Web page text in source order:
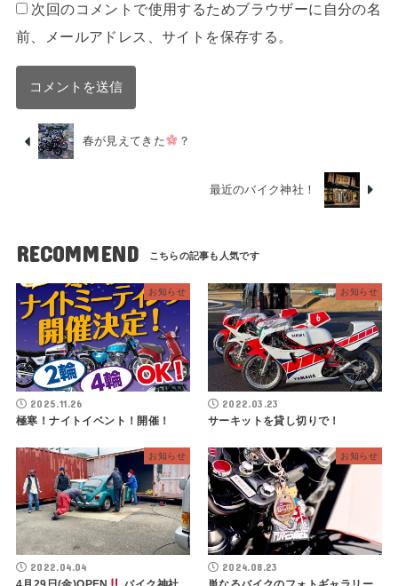
次回のコメントで使用するためブラウザーに自分の名
前、メールアドレス、サイトを保存する。
春が見えてきた ？
最近のバイク神社！
RECOMMEND
お知らせ
2025.11.26
極寒！ナイトイベント！開催！
お知らせ
2022.03.23
サーキットを貸し切りで！
お知らせ
2022.04.04
お知らせ
2024.08.23